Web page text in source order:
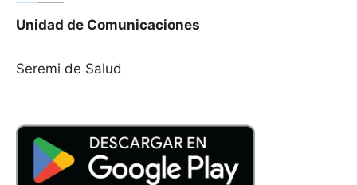
Unidad de Comunicaciones
Seremi de Salud